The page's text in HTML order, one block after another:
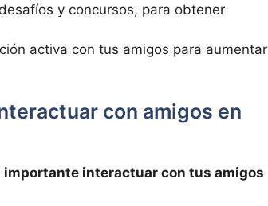
y concursos, para obtener
activa con tus amigos para ⁤aumentar
con ⁤amigos en
importante interactuar con​ tus amigos